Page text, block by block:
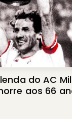
do AC
aos 66